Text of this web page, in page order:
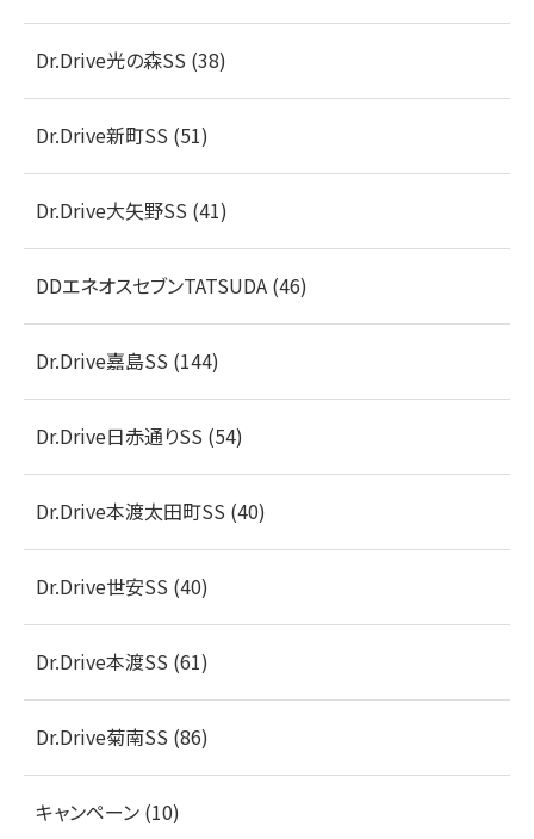
Dr.Drive光の森SS (38)
Dr.Drive新町SS (51)
Dr.Drive大矢野SS (41)
DDエネオスセブンTATSUDA (46)
Dr.Drive嘉島SS (144)
Dr.Drive日赤通りSS (54)
Dr.Drive本渡太田町SS (40)
Dr.Drive世安SS (40)
Dr.Drive本渡SS (61)
Dr.Drive菊南SS (86)
キャンペーン (10)